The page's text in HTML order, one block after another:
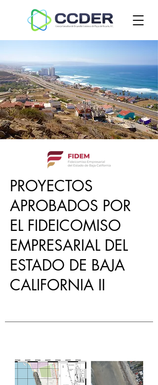
PROYECTOS
APROBADOS POR
EL FIDEICOMISO
EMPRESARIAL DEL
ESTADO DE BAJA
CALIFORNIA II